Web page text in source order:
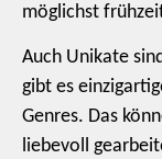
möglichst
Auch Unikate
gibt es
Genres. Das
liebevoll